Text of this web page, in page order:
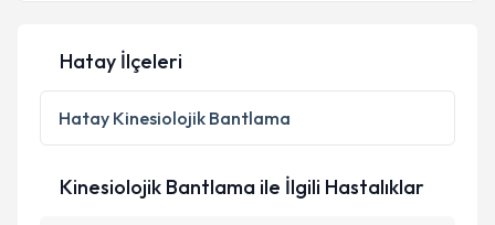
Hatay İlçeleri
Hatay Kinesiolojik Bantlama
Kinesiolojik Bantlama ile İlgili Hastalıklar